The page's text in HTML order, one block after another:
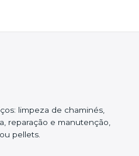
limpeza de chaminés,
reparação e manutenção,
pellets.